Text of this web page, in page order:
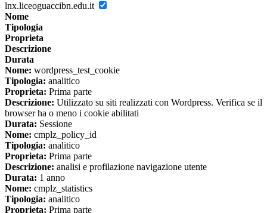
lnx.liceoguaccibn.edu.it
Nome
Tipologia
Proprieta
Descrizione
Durata
Nome: wordpress_test_cookie
Tipologia: analitico
Proprieta: Prima parte
Descrizione: Utilizzato su siti realizzati con Wordpress. Verifica se il
browser ha o meno i cookie abilitati
Durata: Sessione
Nome: cmplz_policy_id
Tipologia: analitico
Proprieta: Prima parte
Descrizione: analisi e profilazione navigazione utente
Durata: 1 anno
Nome: cmplz_statistics
Tipologia: analitico
Proprieta: Prima parte